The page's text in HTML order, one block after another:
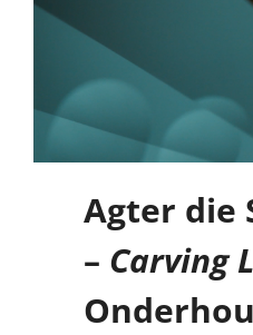
Agter die
– Carving